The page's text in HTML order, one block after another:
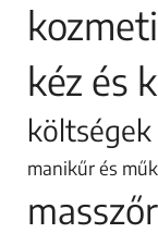
kéz és
költségek
manikűr és